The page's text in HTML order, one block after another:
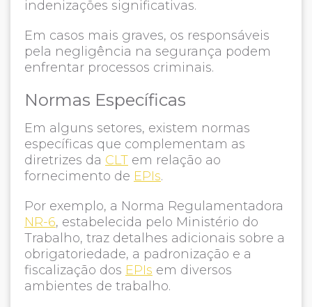
indenizações significativas.
Em casos mais graves, os responsáveis
pela negligência na segurança podem
enfrentar processos criminais.
Normas Específicas
Em alguns setores, existem normas
específicas que complementam as
diretrizes da CLT em relação ao
fornecimento de EPIs.
Por exemplo, a Norma Regulamentadora
NR-6, estabelecida pelo Ministério do
Trabalho, traz detalhes adicionais sobre a
obrigatoriedade, a padronização e a
fiscalização dos EPIs em diversos
ambientes de trabalho.